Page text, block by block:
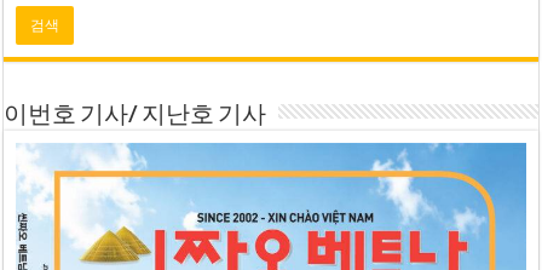
이번호 기사/ 지난호 기사